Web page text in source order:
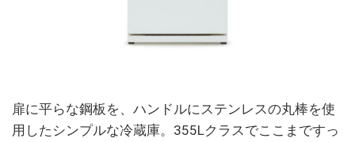
扉に平らな鋼板を、ハンドルにステンレスの丸棒を使
用したシンプルな冷蔵庫。355Lクラスでここまですっ